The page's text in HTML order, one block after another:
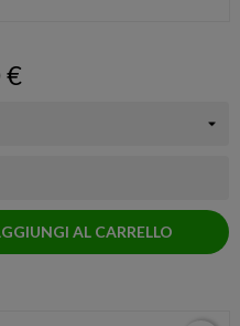
€
AL CARRELLO